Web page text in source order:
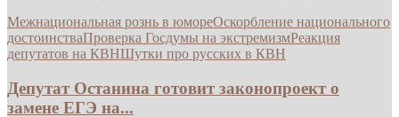
Межнациональная рознь в юмореОскорбление национального
достоинстваПроверка Госдумы на экстремизмРеакция
депутатов на КВНШутки про русских в КВН
Депутат Останина готовит законопроект о
замене ЕГЭ на...